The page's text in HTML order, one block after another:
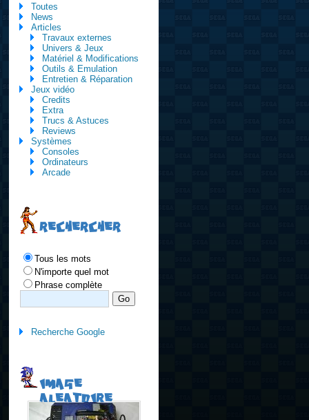
Toutes
News
Articles
Travaux externes
Univers & Jeux
Matériel & Modifications
Outils & Emulation
Entretien & Réparation
Jeux vidéo
Credits
Extra
Trucs & Astuces
Reviews
Systèmes
Consoles
Ordinateurs
Arcade
RECHERCHER
Tous les mots
N'importe quel mot
Phrase complète
Recherche Google
IMAGE
ALEATOIRE